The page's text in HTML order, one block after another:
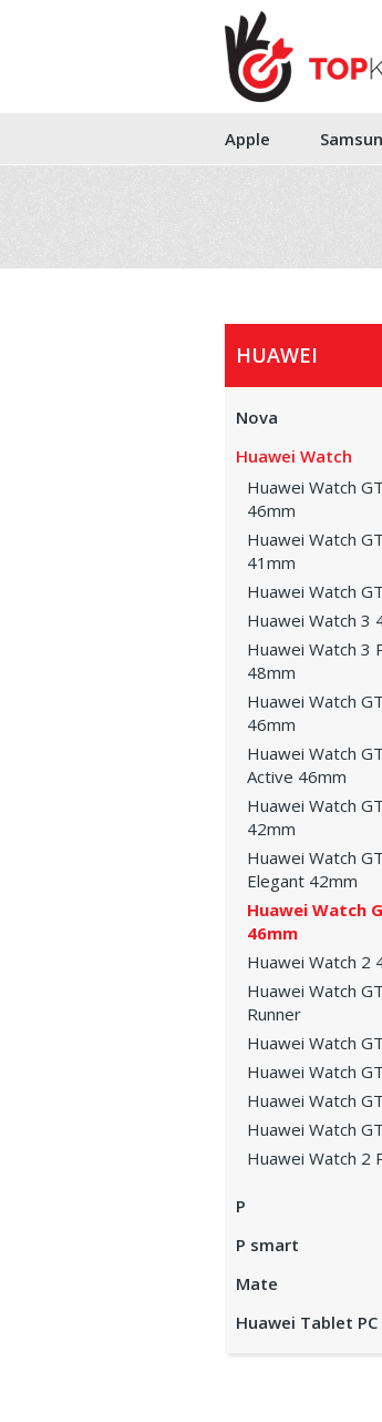
Apple
HUAWEI
Nova
Huawei Watch
Huawei Watch
46mm
Huawei Watch
41mm
Huawei Watch
Huawei Watch 3
Huawei Watch 3
48mm
Huawei Watch
46mm
Huawei Watch
Active 46mm
Huawei Watch
42mm
Huawei Watch
Elegant 42mm
Huawei Watch
46mm
Huawei Watch 2
Huawei Watch GT
Runner
Huawei Watch
Huawei Watch
Huawei Watch
Huawei Watch
Huawei Watch 2
P
P smart
Mate
Huawei Tablet